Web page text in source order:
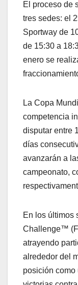
El proceso de
tres sedes: el
Sportway de
de 15:30 a
enero se
La Copa
competencia
disputar entre
días
avanzarán a
campeonato,
En los últimos
Challenge™
atrayendo
alrededor del
posición como